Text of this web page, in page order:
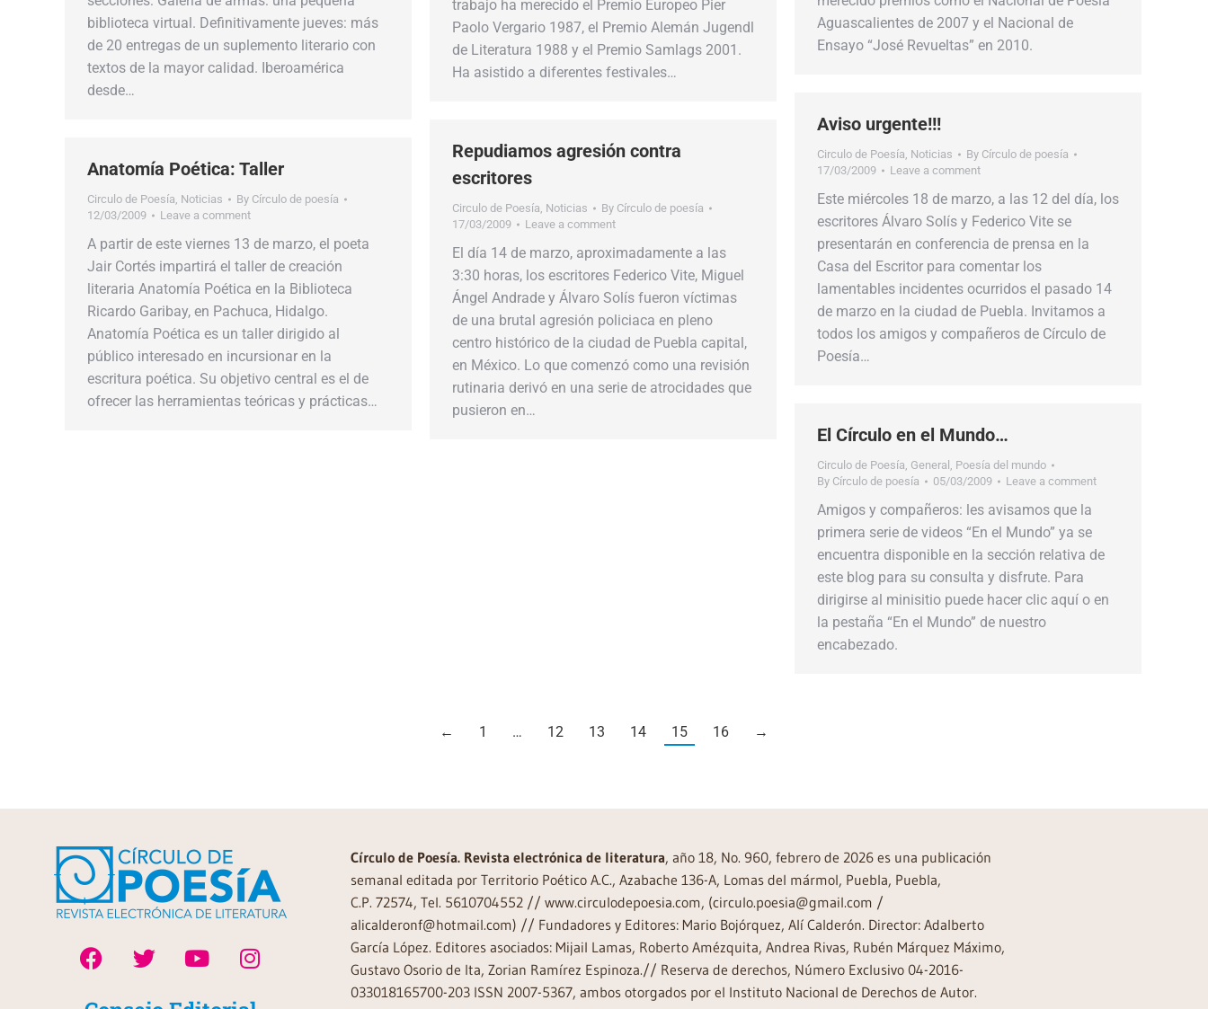
Aguascalientes de 2007 y el Nacional de
Ensayo “José Revueltas” en 2010.
trabajo ha merecido el Premio Europeo Pier
Paolo Vergario 1987, el Premio Alemán Jugendl
de Literatura 1988 y el Premio Samlags 2001.
Ha asistido a diferentes festivales…
biblioteca virtual. Definitivamente jueves: más
de 20 entregas de un suplemento literario con
textos de la mayor calidad. Iberoamérica
desde…
Aviso urgente!!!
Circulo de Poesía, Noticias By Círculo de poesía
17/03/2009
Leave a comment
Este miércoles 18 de marzo, a las 12 del día, los
escritores Álvaro Solís y Federico Vite se
presentarán en conferencia de prensa en la
Casa del Escritor para comentar los
lamentables incidentes ocurridos el pasado 14
de marzo en la ciudad de Puebla. Invitamos a
todos los amigos y compañeros de Círculo de
Poesía…
Repudiamos agresión contra
escritores
Circulo de Poesía, Noticias By Círculo de poesía
17/03/2009
Leave a comment
El día 14 de marzo, aproximadamente a las
3:30 horas, los escritores Federico Vite, Miguel
Ángel Andrade y Álvaro Solís fueron víctimas
de una brutal agresión policiaca en pleno
centro histórico de la ciudad de Puebla capital,
en México. Lo que comenzó como una revisión
rutinaria derivó en una serie de atrocidades que
pusieron en…
Anatomía Poética: Taller
Circulo de Poesía, Noticias By Círculo de poesía
12/03/2009
Leave a comment
A partir de este viernes 13 de marzo, el poeta
Jair Cortés impartirá el taller de creación
literaria Anatomía Poética en la Biblioteca
Ricardo Garibay, en Pachuca, Hidalgo.
Anatomía Poética es un taller dirigido al
público interesado en incursionar en la
escritura poética. Su objetivo central es el de
ofrecer las herramientas teóricas y prácticas…
El Círculo en el Mundo…
Circulo de Poesía, General , Poesía del mundo
By Círculo de poesía 05/03/2009 Leave a comment
Amigos y compañeros: les avisamos que la
primera serie de videos “En el Mundo” ya se
encuentra disponible en la sección relativa de
este blog para su consulta y disfrute. Para
dirigirse al minisitio puede hacer clic aquí o en
la pestaña “En el Mundo” de nuestro
encabezado.
← 1 … 12 13 14 15 16 →
Círculo de Poesía. Revista electrónica de literatura, año 18, No. 960, febrero de 2026 es una publicación
semanal editada por Territorio Poético A.C., Azabache 136-A, Lomas del mármol, Puebla, Puebla,
C.P. 72574, Tel. 5610704552 // www.circulodepoesia.com, (circulo.poesia@gmail.com /
alicalderonf@hotmail.com) // Fundadores y Editores: Mario Bojórquez, Alí Calderón. Director: Adalberto
García López. Editores asociados: Mijail Lamas, Roberto Amézquita, Andrea Rivas, Rubén Márquez Máximo,
Gustavo Osorio de Ita, Zorian Ramírez Espinoza.// Reserva de derechos, Número Exclusivo 04-2016-
033018165700-203 ISSN 2007-5367, ambos otorgados por el Instituto Nacional de Derechos de Autor.